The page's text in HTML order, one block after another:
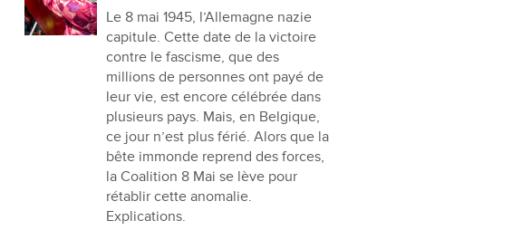
Le 8 mai 1945, l’Allemagne nazie
capitule. Cette date de la victoire
contre le fascisme, que des
millions de personnes ont payé de
leur vie, est encore célébrée dans
plusieurs pays. Mais, en Belgique,
ce jour n’est plus férié. Alors que la
bête immonde reprend des forces,
la Coalition 8 Mai se lève pour
rétablir cette anomalie.
Explications.